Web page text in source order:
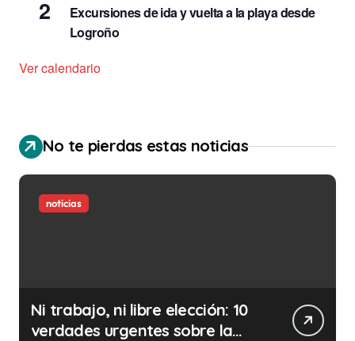
2
Excursiones de ida y vuelta a la playa desde
Logroño
Ver calendario
No te pierdas estas noticias
noticias
Ni trabajo, ni libre elección: 10
verdades urgentes sobre la